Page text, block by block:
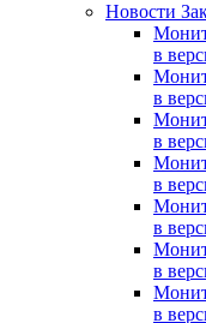
Новости
в
в
в
в
в
в
в